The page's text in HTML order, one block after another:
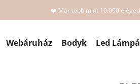
❤️ Már több mint 10.000
Webáruház Bodyk Led